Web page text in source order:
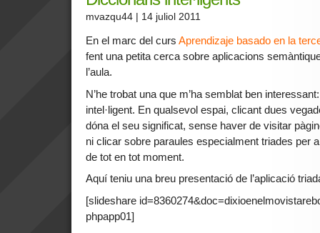
mvazqu44 | 14 juliol 2011
En el marc del curs Aprendizaje basado en la
fent una petita cerca sobre aplicacions
l’aula.
N’he trobat una que m’ha semblat ben
intel·ligent. En qualsevol espai, clicant dues
dóna el seu significat, sense haver de visitar
ni clicar sobre paraules especialment triades per
de tot en tot moment.
Aquí teniu una breu presentació de l’aplicació
[slideshare
phpapp01]